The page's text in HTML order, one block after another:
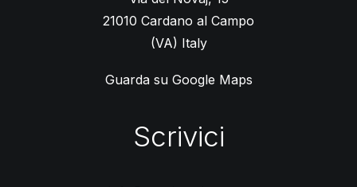
21010 Cardano al Campo
(VA) Italy
Guarda su Google Maps
Scrivici